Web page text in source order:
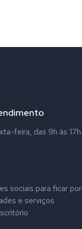
feira, das 9h às 17h
sociais para ficar por
e serviços